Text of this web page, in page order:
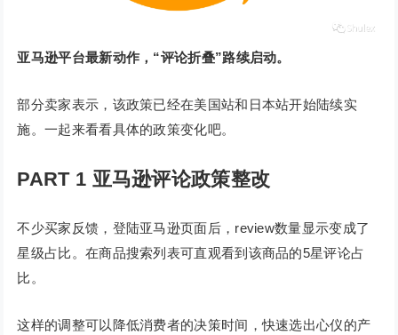
亚马逊平台最新动作，“评论折叠”路续启动。
部分卖家表示，该政策已经在美国站和日本站开始陆续实
施。一起来看看具体的政策变化吧。
PART 1 亚马逊评论政策整改
不少买家反馈，登陆亚马逊页面后，review数量显示变成了
星级占比。在商品搜索列表可直观看到该商品的5星评论占
比。
这样的调整可以降低消费者的决策时间，快速选出心仪的产